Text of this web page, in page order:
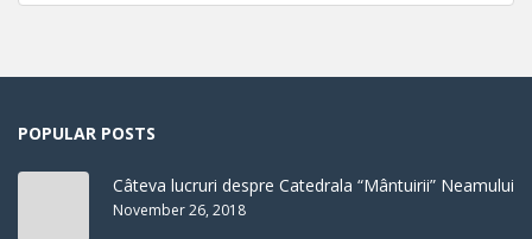
POPULAR POSTS
Câteva lucruri despre Catedrala “Mântuirii” Neamului
November 26, 2018